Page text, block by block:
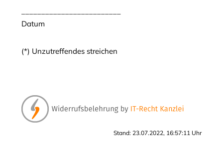
Datum
(*) Unzutreffendes streichen
Stand: 23.07.2022, 16:57:11 Uhr